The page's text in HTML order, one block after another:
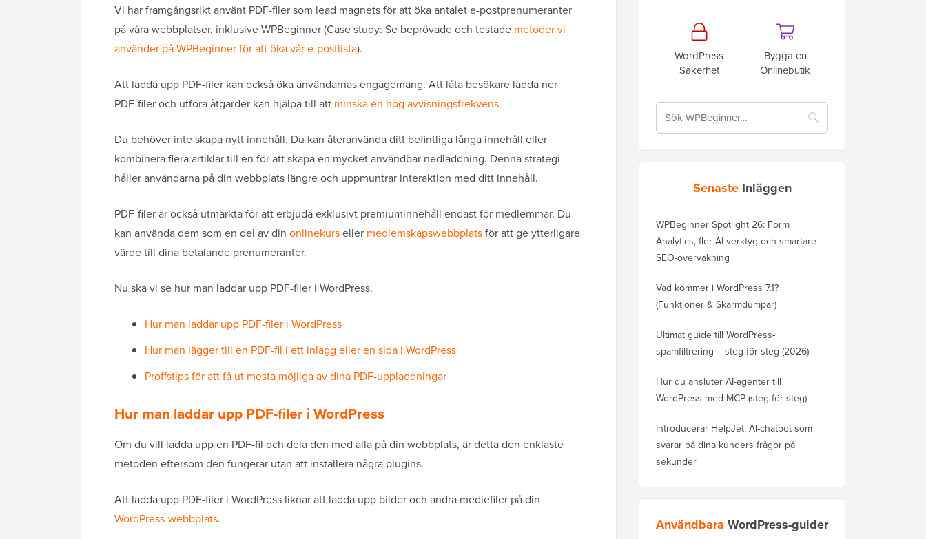
Vi har framgångsrikt använt PDF-filer som lead magnets för att öka antalet e-postprenumeranter
på våra webbplatser, inklusive WPBeginner (Case study: Se beprövade och testade metoder vi
använder på WPBeginner för att öka vår e-postlista).
Att ladda upp PDF-filer kan också öka användarnas engagemang. Att låta besökare ladda ner
PDF-filer och utföra åtgärder kan hjälpa till att minska en hög avvisningsfrekvens.
Du behöver inte skapa nytt innehåll. Du kan återanvända ditt befintliga långa innehåll eller
kombinera flera artiklar till en för att skapa en mycket användbar nedladdning. Denna strategi
håller användarna på din webbplats längre och uppmuntrar interaktion med ditt innehåll.
PDF-filer är också utmärkta för att erbjuda exklusivt premiuminnehåll endast för medlemmar. Du
kan använda dem som en del av din onlinekurseller medlemskapswebbplatsför att ge ytterligare
värde till dina betalande prenumeranter.
Nu ska vi se hur man laddar upp PDF-filer i WordPress.
Hur man laddar upp PDF-filer i WordPress
Hur man lägger till en PDF-fil i ett inlägg eller en sida i WordPress
Proffstips för att få ut mesta möjliga av dina PDF-uppladdningar
Hur man laddar upp PDF-filer i WordPress
Om du vill ladda upp en PDF-fil och dela den med alla på din webbplats, är detta den enklaste
metoden eftersom den fungerar utan att installera några plugins.
Att ladda upp PDF-filer i WordPress liknar att ladda upp bilder och andra mediefiler på din
WordPress-webbplats.
WordPress
Säkerhet
Bygga en
Onlinebutik
Senaste Inläggen
WPBeginner Spotlight 26: Form
Analytics, fler AI-verktyg och smartare
SEO-övervakning
Vad kommer i WordPress 7.1?
(Funktioner & Skärmdumpar)
Ultimat guide till WordPress-
spamfiltrering – steg för steg (2026)
Hur du ansluter AI-agenter till
WordPress med MCP (steg för steg)
Introducerar HelpJet: AI-chatbot som
svarar på dina kunders frågor på
sekunder
Användbara WordPress-guider